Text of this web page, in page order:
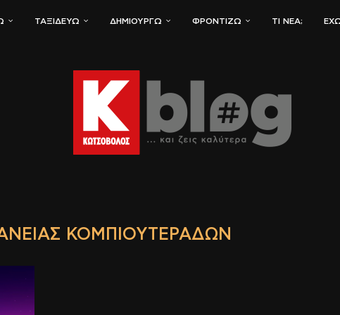
ΤΑΞΙΔΕΎΩ ΔΗΜΙΟΥΡΓΏ ΦΡΟΝΤΊΖΩ ΤΙ ΝΈΑ;
ΚΟΜΠΙΟΥΤΕΡΆΔΩΝ